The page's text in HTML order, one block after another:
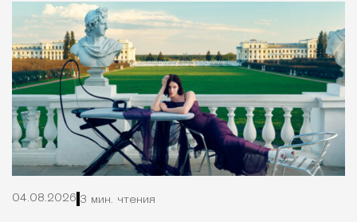
04.08.2026 3 мин. чтения